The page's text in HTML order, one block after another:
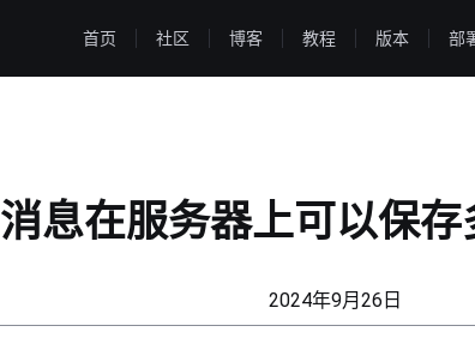
首页 社区 博客 教程 版本 部
消息在服务器上可以保存
2024年9月26日